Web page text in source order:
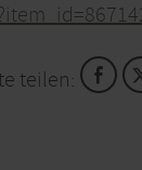
teilen: